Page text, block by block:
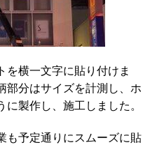
を横一文字に貼り付けま
部分はサイズを計測し、ホ
製作し、施工しました。
も予定通りにスムーズに貼